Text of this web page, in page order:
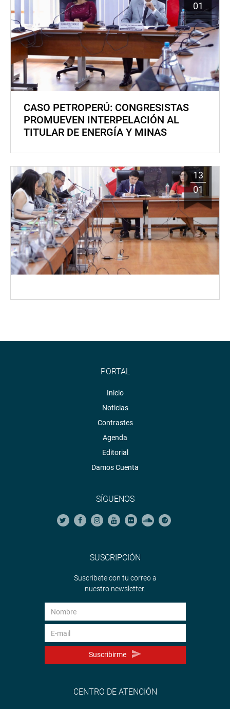
01
CASO PETROPERÚ: CONGRESISTAS
PROMUEVEN INTERPELACIÓN AL
TITULAR DE ENERGÍA Y MINAS
13
01
PORTAL
Inicio
Noticias
Contrastes
Agenda
Editorial
Damos Cuenta
SÍGUENOS
SUSCRIPCIÓN
Suscríbete con tu correo a
nuestro newsletter.
Suscribirme
CENTRO DE ATENCIÓN